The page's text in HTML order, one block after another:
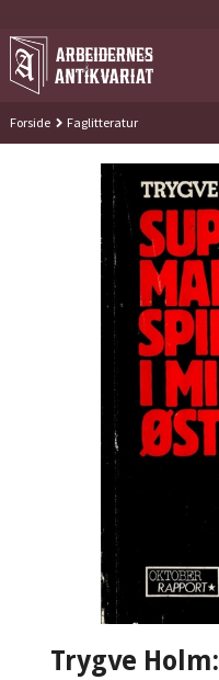
til
innholdet
Forside Faglitteratur
Trygve Holm: